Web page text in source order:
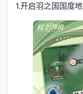
1.开启羽之国国度